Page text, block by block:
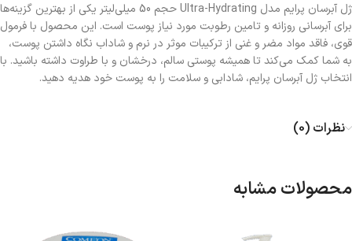
ژل آبرسان پرایم مدل Ultra-Hydrating حجم 50 میلی‌لیتر یکی از بهترین گزینه‌ها
برای آبرسانی روزانه و تامین رطوبت مورد نیاز پوست است. این محصول با فرمول
قوی، فاقد مواد مضر و غنی از ترکیبات موثر در نرم و شاداب نگاه داشتن پوست،
به شما کمک می‌کند تا همیشه پوستی سالم، درخشان و با طراوت داشته باشید. با
انتخاب ژل آبرسان پرایم، شادابی و سلامت را به پوست خود هدیه دهید.
نظرات (0)
محصولات مشابه